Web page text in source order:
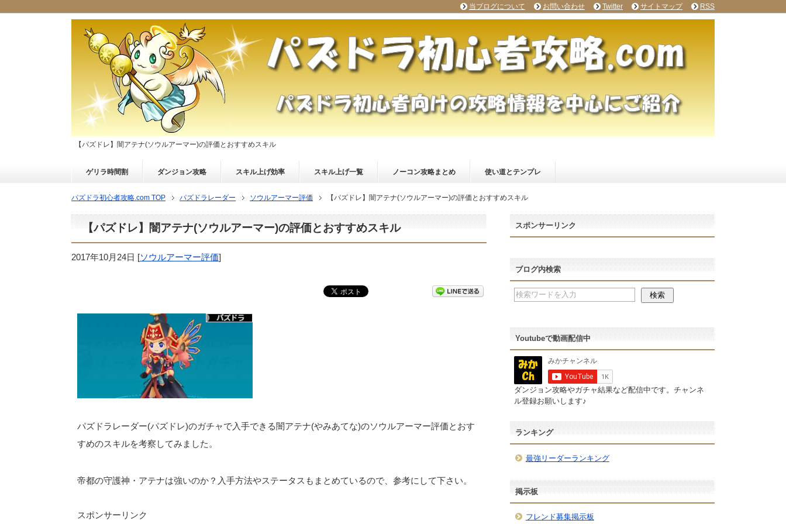
【パズドレ】闇アテナ(ソウルアーマー)の評価とおすすめスキル
ゲリラ時間割 ダンジョン攻略 スキル上げ効率 スキル上げ一覧 ノーコン攻略まとめ 使い道とテンプレ
パズドラ初心者攻略.com TOP パズドラレーダー ソウルアーマー評価 【パズドレ】闇アテナ(ソウルアーマー)の評価とおすすめスキル
【パズドレ】闇アテナ(ソウルアーマー)の評価とおすすめスキル
2017年10月24日 [ソウルアーマー評価]
パズドラレーダー(パズドレ)のガチャで入手できる闇アテナ(やみあてな)のソウルアーマー評価とおす
すめのスキルを考察してみました。
帝都の守護神・アテナは強いのか？入手方法やステータスもまとめているので、参考にして下さい。
スポンサーリンク
スポンサーリンク
ブログ内検索
Youtubeで動画配信中
ダンジョン攻略やガチャ結果など配信中です。チャンネ
ル登録お願いします♪
ランキング
最強リーダーランキング
掲示板
フレンド募集掲示板
当ブログについて お問い合わせ Twitter サイトマップ RSS